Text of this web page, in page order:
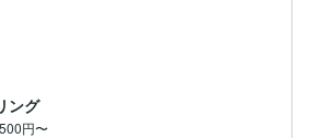
ング
500円〜